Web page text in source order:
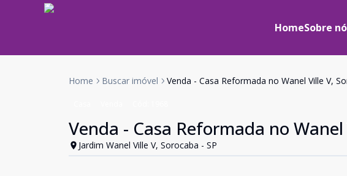
HomeSobre
Home Buscar imóvel Venda - Casa Reformada no Wanel Ville V,
Venda - Casa Reformada no
Jardim Wanel Ville V, Sorocaba - SP